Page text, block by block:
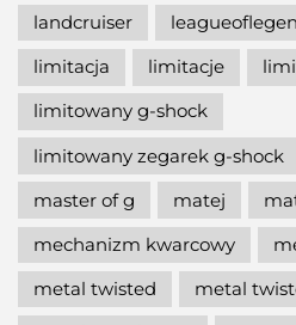
landcruiser
limitacja
limitacje
limitowany g-shock
limitowany zegarek g-shock
master of g
matej
mechanizm kwarcowy
metal twisted
metal